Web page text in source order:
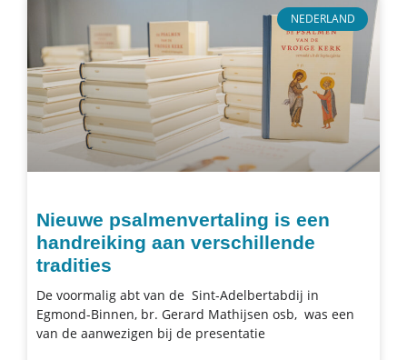
NEDERLAND
Nieuwe psalmenvertaling is een
handreiking aan verschillende
tradities
De voormalig abt van de Sint-Adelbertabdij in
Egmond-Binnen, br. Gerard Mathijsen osb, was een
van de aanwezigen bij de presentatie